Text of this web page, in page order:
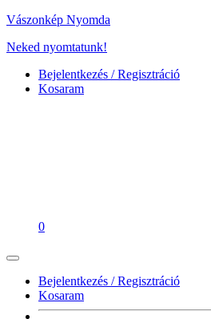
Vászonkép Nyomda
Neked nyomtatunk!
Bejelentkezés / Regisztráció
Kosaram
0
Bejelentkezés / Regisztráció
Kosaram